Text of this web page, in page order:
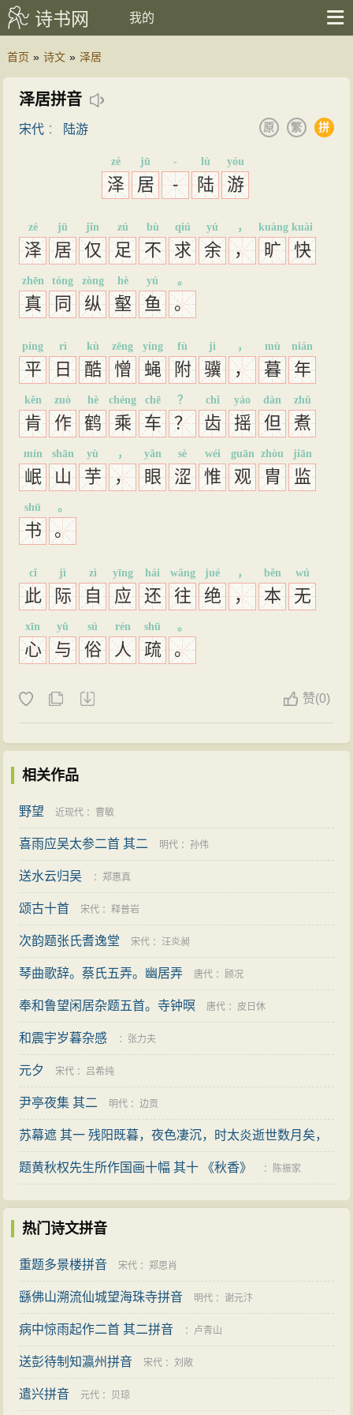
诗书网 我的
首页 » 诗文 » 泽居
泽居拼音
宋代 ： 陆游 拼
繁
原
泽
zé
居
jū
-
-
陆
lù
游
yóu
泽
zé
居
jū
仅
jǐn
足
zú
不
bù
求
qiú
余
yú
，
，
旷
kuàng
快
kuài
真
zhēn
同
tóng
纵
zòng
壑
hè
鱼
yú
。
。
平
píng
日
rì
酷
kù
憎
zēng
蝇
yíng
附
fù
骥
jì
，
，
暮
mù
年
nián
肯
kěn
作
zuò
鹤
hè
乘
chéng
车
chē
？
？
齿
chǐ
摇
yáo
但
dàn
煮
zhǔ
岷
mín
山
shān
芋
yù
，
，
眼
yǎn
涩
sè
惟
wéi
观
guān
胄
zhòu
监
jiān
书
shū
。
。
此
cǐ
际
jì
自
zì
应
yīng
还
hái
往
wǎng
绝
jué
，
，
本
běn
无
wú
心
xīn
与
yǔ
俗
sú
人
rén
疏
shū
。
。
赞(0)
相关作品
野望 近现代 ： 曹敏
喜雨应吴太参二首 其二 明代 ：孙伟
送水云归吴 ：郑惠真
颂古十首 宋代 ：释普岩
次韵题张氏耆逸堂 宋代 ：汪炎昶
琴曲歌辞。蔡氏五弄。幽居弄 唐代 ：顾况
奉和鲁望闲居杂题五首。寺钟暝 唐代 ： 皮日休
和震宇岁暮杂感 ： 张力夫
元夕 宋代 ： 吕希纯
尹亭夜集 其二 明代 ：边贡
苏幕遮 其一 残阳既暮，夜色凄沉，时太炎逝世数月矣，
爰成此句 ：汤国梨
题黄秋权先生所作国画十幅 其十 《秋香》 ： 陈振家
热门诗文拼音
重题多景楼拼音 宋代 ：郑思肖
繇佛山溯流仙城望海珠寺拼音 明代 ：谢元汴
病中惊雨起作二首 其二拼音 ： 卢青山
送彭待制知瀛州拼音 宋代 ：刘敞
遣兴拼音 元代 ： 贝琼